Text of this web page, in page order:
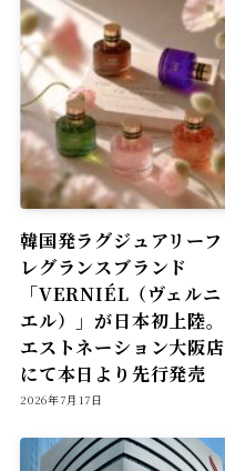
韓国発ラグジュアリーフ
レグランスブランド
「VERNIÉL（ヴェルニ
エル）」が日本初上陸。
エストネーション大阪店
にて本日より先行発売
2026年7月17日